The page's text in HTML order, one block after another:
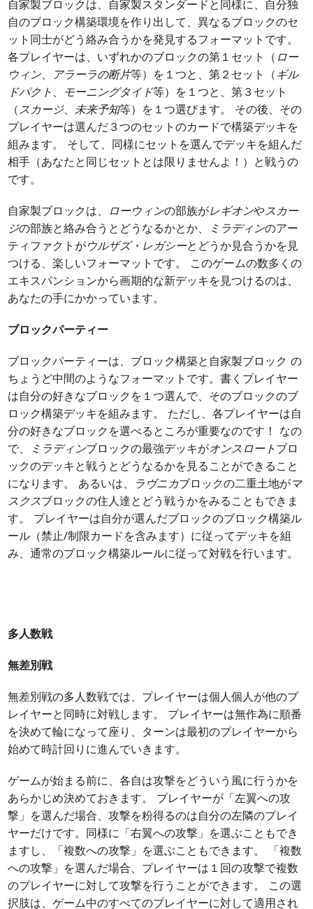
自家製ブロックは、自家製スタンダードと同様に、自分独
自のブロック構築環境を作り出して、異なるブロックのセ
ット同士がどう絡み合うかを発見するフォーマットです。
各プレイヤーは、いずれかのブロックの第１セット（ ロー
ウィン、 アラーラの断片等）を１つと、第２セット（ギル
ドパクト 、 モーニングタイド等）を１つと、第３セット
（スカージ、未来予知等）を１つ選びます。 その後、その
プレイヤーは選んだ３つのセットのカードで構築デッキを
組みます。 そして、同様にセットを選んでデッキを組んだ
相手（あなたと同じセットとは限りませんよ！）と戦うの
です。
自家製ブロックは、 ローウィンの部族がレギオンやスカー
ジの部族と絡み合うとどうなるかとか、 ミラディンのアー
ティファクトがウルザズ・レガシーとどうか見合うかを見
つける、楽しいフォーマットです。 このゲームの数多くの
エキスパンションから画期的な新デッキを見つけるのは、
あなたの手にかかっています。
ブロックパーティー
ブロックパーティーは、ブロック構築と自家製ブロック の
ちょうど中間のようなフォーマットです。書くプレイヤー
は自分の好きなブロックを１つ選んで、そのブロックのブ
ロック構築デッキを組みます。 ただし、各プレイヤーは自
分の好きなブロックを選べるところが重要なのです！ なの
で、
ミラディンブロックの最強デッキがオンスロートブロ
ックのデッキと戦うとどうなるかを見ることができること
になります。 あるいは、
ラヴニカブロックの二重土地がマ
スクスブロックの住人達とどう戦うかをみることもできま
す。 プレイヤーは自分が選んだブロックのブロック構築ル
ール（禁止/制限カードを含みます）に従ってデッキを組
み、通常のブロック構築ルールに従って対戦を行います。
多人数戦
無差別戦
無差別戦の多人数戦では、プレイヤーは個人個人が他のプ
レイヤーと同時に対戦します。 プレイヤーは無作為に順番
を決めて輪になって座り、ターンは最初のプレイヤーから
始めて時計回りに進んでいきます。
ゲームが始まる前に、各自は攻撃をどういう風に行うかを
あらかじめ決めておきます。 プレイヤーが「左翼への攻
撃」を選んだ場合、攻撃を粉得るのは自分の左隣のプレイ
ヤーだけです。同様に「右翼への攻撃」を選ぶこともでき
ますし、「複数への攻撃」を選ぶこともできます。 「複数
への攻撃」を選んだ場合、プレイヤーは１回の攻撃で複数
のプレイヤーに対して攻撃を行うことができます。 この選
択肢は、ゲーム中のすべてのプレイヤーに対して適用され